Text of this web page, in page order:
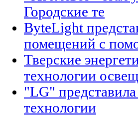
Городские те
ByteLight
помещений с
Тверские
технологии
"LG"
технологии